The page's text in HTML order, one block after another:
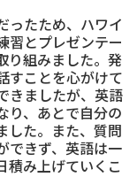
ったため、ハワイ
習とプレゼンテー
り組みました。発
すことを心がけて
きましたが、英語
り、あとで自分の
した。また、質問
できず、英語は一
積み上げていくこ